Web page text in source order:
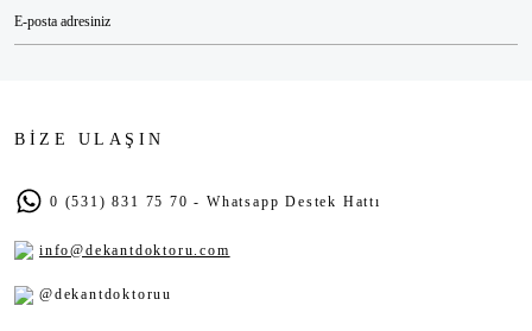
BİZE ULAŞIN
0 (531) 831 75 70 - Whatsapp Destek Hattı
info@dekantdoktoru.com
@dekantdoktoruu